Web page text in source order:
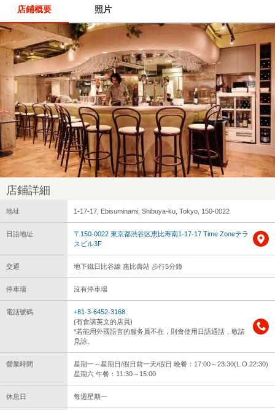
店鋪概要 照片
店鋪詳細
地址 1-17-17, Ebisuminami, Shibuya-ku, Tokyo, 150-0022
日語地址
〒150-0022 東京都渋谷区恵比寿南1-17-17 Time Zoneテラ
スビル3F
交通 地下鐵日比谷線 惠比壽站 步行5分鐘
停車場 沒有停車場
電話號碼
+81-3-6452-3168
(有會講英文的店員)
*若能用外國語言的服务員不在，則會使用日語通話，敬請
見諒。
營業時間
星期一～星期日/假日前一天/假日 晚餐：17:00～23:30(L.O.22:30)
星期六 午餐：11:30～15:00
休息日 每週星期一